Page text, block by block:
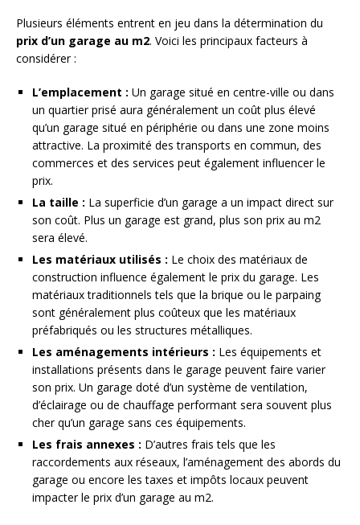
Plusieurs éléments entrent en jeu dans la détermination du
prix d’un garage au m2. Voici les principaux facteurs à
considérer :
L’emplacement : Un garage situé en centre-ville ou dans
un quartier prisé aura généralement un coût plus élevé
qu’un garage situé en périphérie ou dans une zone moins
attractive. La proximité des transports en commun, des
commerces et des services peut également influencer le
prix.
La taille : La superficie d’un garage a un impact direct sur
son coût. Plus un garage est grand, plus son prix au m2
sera élevé.
Les matériaux utilisés : Le choix des matériaux de
construction influence également le prix du garage. Les
matériaux traditionnels tels que la brique ou le parpaing
sont généralement plus coûteux que les matériaux
préfabriqués ou les structures métalliques.
Les aménagements intérieurs : Les équipements et
installations présents dans le garage peuvent faire varier
son prix. Un garage doté d’un système de ventilation,
d’éclairage ou de chauffage performant sera souvent plus
cher qu’un garage sans ces équipements.
Les frais annexes : D’autres frais tels que les
raccordements aux réseaux, l’aménagement des abords du
garage ou encore les taxes et impôts locaux peuvent
impacter le prix d’un garage au m2.